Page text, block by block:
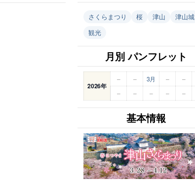
さくらまつり 桜 津山
津山城
観光
月別 パンフレット
2026年
– – 3月 – –
–
– – – –
基本情報